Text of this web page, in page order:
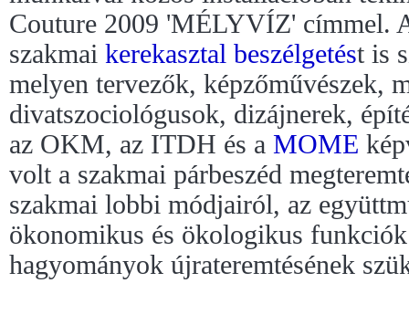
Couture 2009 'MÉLYVÍZ' címmel.
szakmai kerekasztal beszélgetést is
melyen tervezők, képzőművészek,
divatszociológusok, dizájnerek,
az OKM, az ITDH és a MOME
volt a szakmai párbeszéd
szakmai lobbi módjairól, az
ökonomikus és ökologikus funkciók
hagyományok újrateremtésének